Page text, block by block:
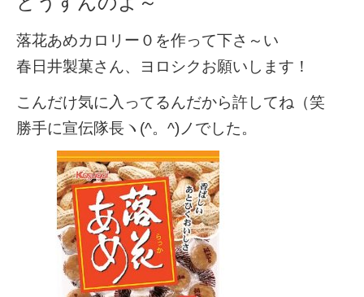
落花あめカロリー０を作って下さ～い
春日井製菓さん、ヨロシクお願いします！
こんだけ気に入ってるんだから許してね（笑
勝手に宣伝隊長ヽ(^。^)ノでした。